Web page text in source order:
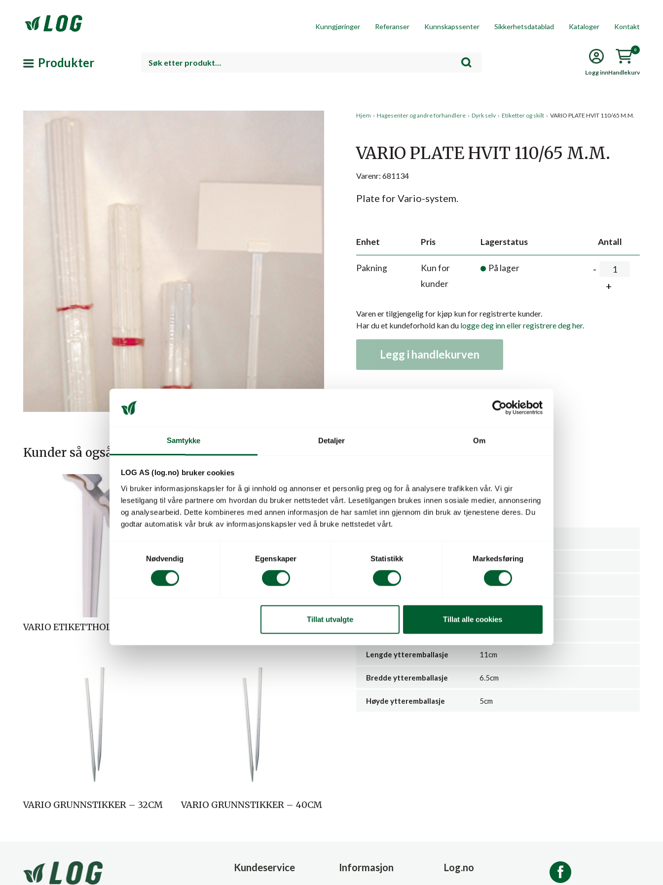
Samtykke Detaljer Om
LOG AS (log.no) bruker cookies
Vi bruker informasjonskapsler for å gi innhold og annonser et personlig preg og for å analysere trafikken vår. Vi gir
lesetilgang til våre partnere om hvordan du bruker nettstedet vårt. Lesetilgangen brukes innen sosiale medier, annonsering
og analysearbeid. Dette kombineres med annen informasjon de har samlet inn gjennom din bruk av tjenestene deres. Du
godtar automatisk vår bruk av informasjonskapsler ved å bruke nettstedet vårt.
e
v
Nødvendig Egenskaper Statistikk Markedsføring
Tillat utvalgte Tillat alle cookies
Kunngjøringer Referanser Kunnskapssenter Sikkerhetsdatablad Kataloger Kontakt
Produkter
Logg innHandlekurv
0
Kunder så også på
VARIO ETIKETTHOLDER (10)
VARIO GRUNNSTIKKER – 32CM VARIO GRUNNSTIKKER – 40CM
Hjem › Hagesenter og andre forhandlere › Dyrk selv › Etiketter og skilt › VARIO PLATE HVIT 110/65 M.M.
VARIO PLATE HVIT 110/65 M.M.
Varenr: 681134
Plate for Vario-system.
Enhet Pris Lagerstatus Antall
Pakning
Kun for
kunder
På lager
Varen er tilgjengelig for kjøp kun for registrerte kunder.
Har du et kundeforhold kan du logge deg inn eller registrere deg her.
Legg i handlekurven
Relaterte produkter
Gir deg god plass for å skrive «sortsnavn» på.
Pakke á 100 stk.
Leverandørs varenummer 190042
Leverandørnavn GOERTZ GMBH
Antall per salgsenhet 100
Vekt ytteremballasje
Lengde ytteremballasje 11cm
Bredde ytteremballasje 6.5cm
Høyde ytteremballasje 5cm
Kundeservice Informasjon Log.no